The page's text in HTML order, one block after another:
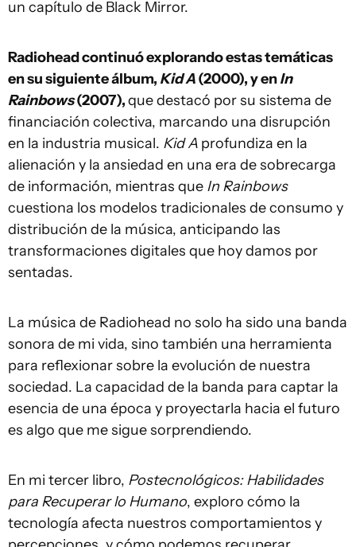
un capítulo de Black Mirror.
Radiohead continuó explorando estas temáticas
en su siguiente álbum, Kid A(2000), y enIn
Rainbows(2007),que destacó por su sistema de
financiación colectiva, marcando una disrupción
en la industria musical. Kid A profundiza en la
alienación y la ansiedad en una era de sobrecarga
de información, mientras que In Rainbows
cuestiona los modelos tradicionales de consumo y
distribución de la música, anticipando las
transformaciones digitales que hoy damos por
sentadas.
La música de Radiohead no solo ha sido una banda
sonora de mi vida, sino también una herramienta
para reflexionar sobre la evolución de nuestra
sociedad. La capacidad de la banda para captar la
esencia de una época y proyectarla hacia el futuro
es algo que me sigue sorprendiendo.
En mi tercer libro, Postecnológicos: Habilidades
para Recuperar lo Humano, exploro cómo la
tecnología afecta nuestros comportamientos y